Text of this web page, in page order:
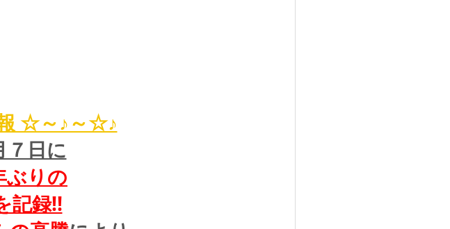
☆～♪～☆♪
７日に
ぶりの
記録!!